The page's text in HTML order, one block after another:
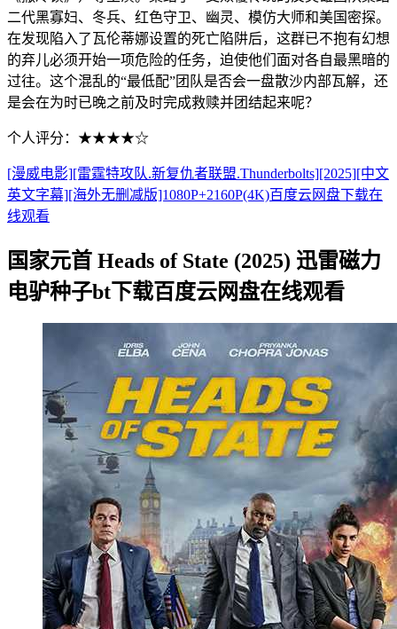
二代黑寡妇、冬兵、红色守卫、幽灵、模仿大师和美国密探。
在发现陷入了瓦伦蒂娜设置的死亡陷阱后，这群已不抱有幻想
的弃儿必须开始一项危险的任务，迫使他们面对各自最黑暗的
过往。这个混乱的“最低配”团队是否会一盘散沙内部瓦解，还
是会在为时已晚之前及时完成救赎并团结起来呢？
个人评分：★★★★☆
[漫威电影][雷霆特攻队.新复仇者联盟.Thunderbolts][2025][中文
英文字幕][海外无删减版]1080P+2160P(4K)百度云网盘下载在
线观看
国家元首 Heads of State (2025) 迅雷磁力
电驴种子bt下载百度云网盘在线观看